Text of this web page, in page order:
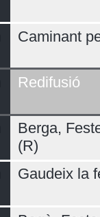
Demà
Caminant
Redifusió
Berga,
(R)
Gaudeix la